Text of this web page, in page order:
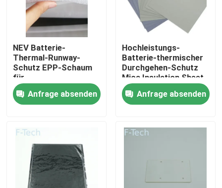
Über uns
Werksbesichtigung
Qualitätskontrolle
Neuigkeiten
Rechtssachen
NEV Batterie-
Thermal-Runway-
Schutz EPP-Schaum
für
Vibrationsdämpfung
und Leistung
Anfrage absenden
Hochleistungs-
Batterie-thermischer
Durchgehen-Schutz
Mica Insulation Sheet
Anfrage absenden